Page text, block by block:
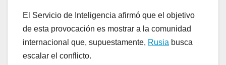
El Servicio de Inteligencia afirmó que el objetivo
de esta provocación es mostrar a la comunidad
internacional que, supuestamente, Rusia busca
escalar el conflicto.